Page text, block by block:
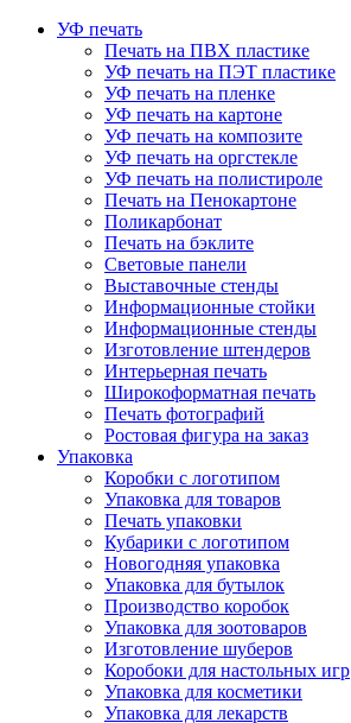
УФ печать
Печать на ПВХ пластике
УФ печать на ПЭТ пластике
УФ печать на пленке
УФ печать на картоне
УФ печать на композите
УФ печать на оргстекле
УФ печать на полистироле
Печать на Пенокартоне
Поликарбонат
Печать на бэклите
Световые панели
Выставочные стенды
Информационные стойки
Информационные стенды
Изготовление штендеров
Интерьерная печать
Широкоформатная печать
Печать фотографий
Ростовая фигура на заказ
Упаковка
Коробки с логотипом
Упаковка для товаров
Печать упаковки
Кубарики с логотипом
Новогодняя упаковка
Упаковка для бутылок
Производство коробок
Упаковка для зоотоваров
Изготовление шуберов
Коробоки для настольных игр
Упаковка для косметики
Упаковка для лекарств